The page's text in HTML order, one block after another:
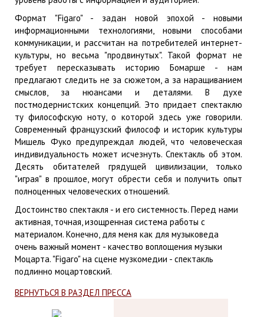
Формат "Figaro" - задан новой эпохой - новыми
информационными технологиями, новыми способами
коммуникации, и рассчитан на потребителей интернет-
культуры, но весьма "продвинутых". Такой формат не
требует пересказывать историю Бомарше - нам
предлагают следить не за сюжетом, а за наращиванием
смыслов, за нюансами и деталями. В духе
постмодернистских концепций. Это придает спектаклю
ту философскую ноту, о которой здесь уже говорили.
Современный французский философ и историк культуры
Мишель Фуко предупреждал людей, что человеческая
индивидуальность может исчезнуть. Спектакль об этом.
Десять обитателей грядущей цивилизации, только
"играя" в прошлое, могут обрести себя и получить опыт
полноценных человеческих отношений.
Достоинство спектакля - и его системность. Перед нами
активная, точная, изощренная система работы с
материалом. Конечно, для меня как для музыковеда
очень важный момент - качество воплощения музыки
Моцарта. "Figaro" на сцене музкомедии - спектакль
подлинно моцартовский.
ВЕРНУТЬСЯ В РАЗДЕЛ ПРЕССА